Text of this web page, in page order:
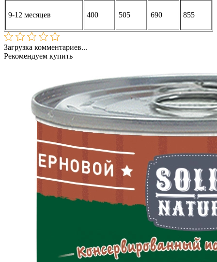
9-12 месяцев 400 505 690 855
Загрузка комментариев...
Рекомендуем купить